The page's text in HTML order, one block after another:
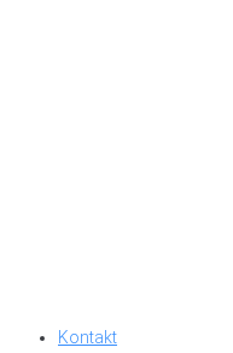
Kontakt